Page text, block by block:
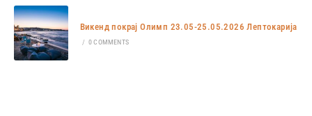
Викенд покрај Олимп 23.05-25.05.2026 Лептокарија
/ 0 COMMENTS